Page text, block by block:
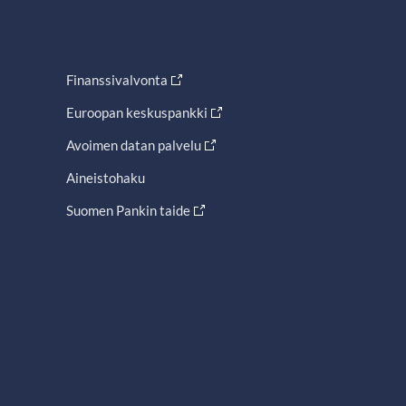
Finanssivalvonta
Euroopan keskuspankki
Avoimen datan palvelu
Aineistohaku
Suomen Pankin taide